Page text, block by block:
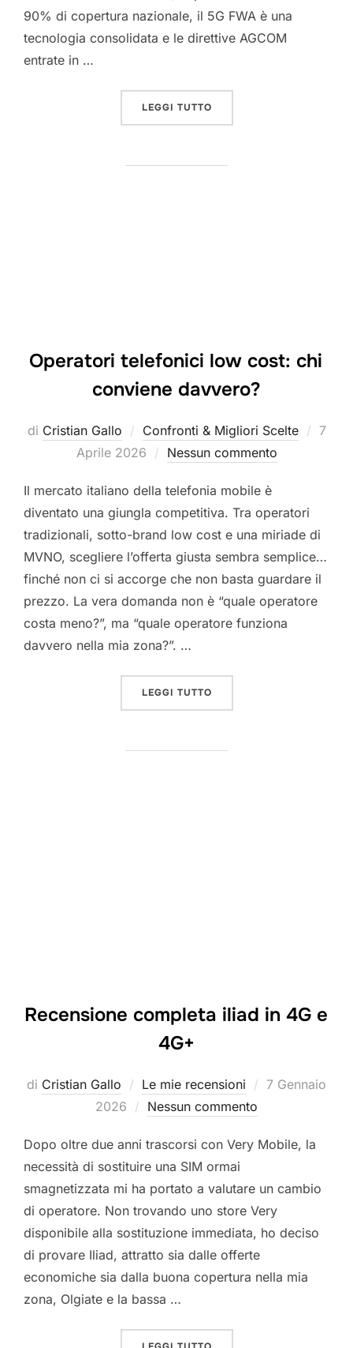
90% di copertura nazionale, il 5G FWA è una
tecnologia consolidata e le direttive AGCOM
entrate in …
LEGGI TUTTO“MIGLIORI OFFERTE
Operatori telefonici low cost: chi
conviene davvero?
di Cristian Gallo Confronti & Migliori Scelte
7
Aprile 2026
Nessun commento
Il mercato italiano della telefonia mobile è
diventato una giungla competitiva. Tra operatori
tradizionali, sotto-brand low cost e una miriade di
MVNO, scegliere l’offerta giusta sembra semplice…
finché non ci si accorge che non basta guardare il
prezzo. La vera domanda non è “quale operatore
costa meno?”, ma “quale operatore funziona
davvero nella mia zona?”. …
LEGGI TUTTO“OPERATORI TELEFONICI
Recensione completa iliad in 4G e
4G+
di Cristian Gallo Le mie recensioni
Pubblicato
7 Gennaio
2026
Nessun commento
Dopo oltre due anni trascorsi con Very Mobile, la
necessità di sostituire una SIM ormai
smagnetizzata mi ha portato a valutare un cambio
di operatore. Non trovando uno store Very
disponibile alla sostituzione immediata, ho deciso
di provare Iliad, attratto sia dalle offerte
economiche sia dalla buona copertura nella mia
zona, Olgiate e la bassa …